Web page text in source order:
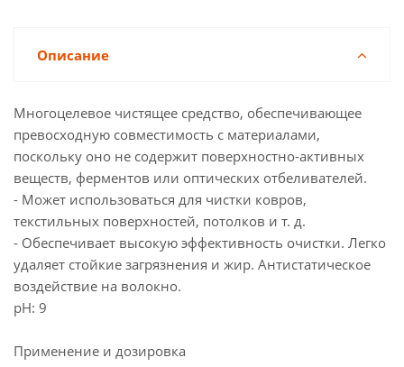
Описание
Многоцелевое чистящее средство, обеспечивающее
превосходную совместимость с материалами,
поскольку оно не содержит поверхностно-активных
веществ, ферментов или оптических отбеливателей.
- Может использоваться для чистки ковров,
текстильных поверхностей, потолков и т. д.
- Обеспечивает высокую эффективность очистки. Легко
удаляет стойкие загрязнения и жир. Антистатическое
воздействие на волокно.
pH: 9
Применение и дозировка